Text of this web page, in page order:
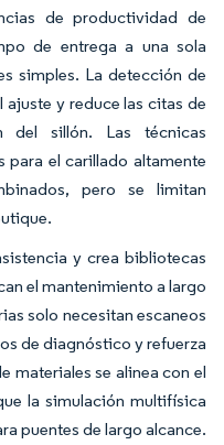
de productividad de
de entrega a una sola
simples. La detección de
y reduce las citas de
del sillón. Las técnicas
para el carillado altamente
pero se limitan
y crea bibliotecas
el mantenimiento a largo
solo necesitan escaneos
de diagnóstico y refuerza
materiales se alinea con el
la simulación multifísica
puentes de largo alcance.